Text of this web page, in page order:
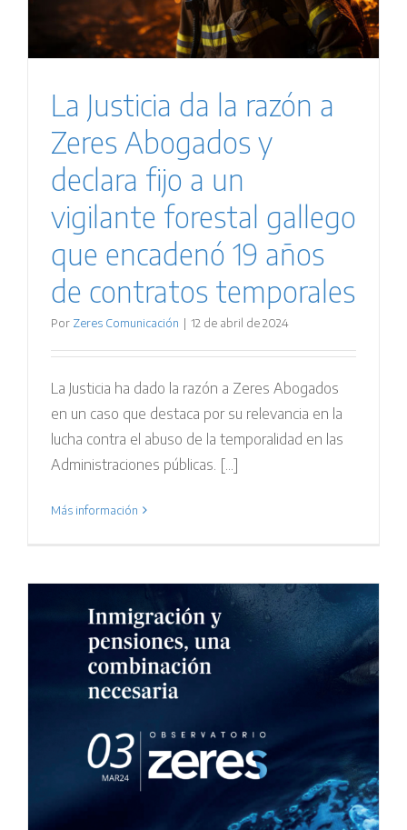
La Justicia da la razón a
Zeres Abogados y
declara fijo a un
vigilante forestal gallego
que encadenó 19 años
de contratos temporales
Por Zeres Comunicación | 12 de abril de 2024
La Justicia ha dado la razón a Zeres Abogados
en un caso que destaca por su relevancia en la
lucha contra el abuso de la temporalidad en las
Administraciones públicas. [...]
Más información